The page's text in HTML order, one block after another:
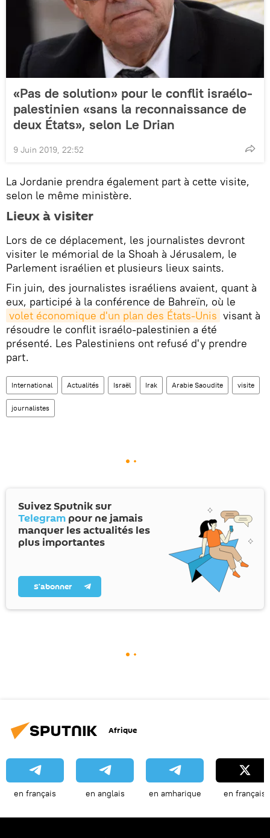
«Pas de solution» pour le conflit israélo-
palestinien «sans la reconnaissance de
deux États», selon Le Drian
9 Juin 2019, 22:52
La Jordanie prendra également part à cette visite,
selon le même ministère.
Lieux à visiter
Lors de ce déplacement, les journalistes devront
visiter le mémorial de la Shoah à Jérusalem, le
Parlement israélien et plusieurs lieux saints.
Fin juin, des journalistes israéliens avaient, quant à
eux, participé à la conférence de Bahreïn, où le
volet économique d'un plan des États-Unis visant à
résoudre le conflit israélo-palestinien a été
présenté. Les Palestiniens ont refusé d'y prendre
part.
International Actualités Israël Irak Arabie Saoudite visite
journalistes
Suivez Sputnik sur
Telegram pour ne jamais
manquer les actualités les
plus importantes
S’abonner
Afrique
en français en anglais en amharique en français